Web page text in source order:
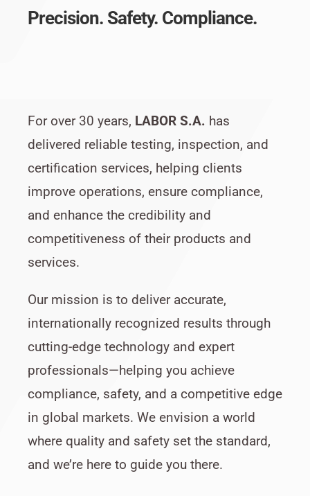
Precision. Safety. Compliance.
For over 30 years, LABOR S.A. has
delivered reliable testing, inspection, and
certification services, helping clients
improve operations, ensure compliance,
and enhance the credibility and
competitiveness of their products and
services.
Our mission is to deliver accurate,
internationally recognized results through
cutting-edge technology and expert
professionals—helping you achieve
compliance, safety, and a competitive edge
in global markets. We envision a world
where quality and safety set the standard,
and we’re here to guide you there.